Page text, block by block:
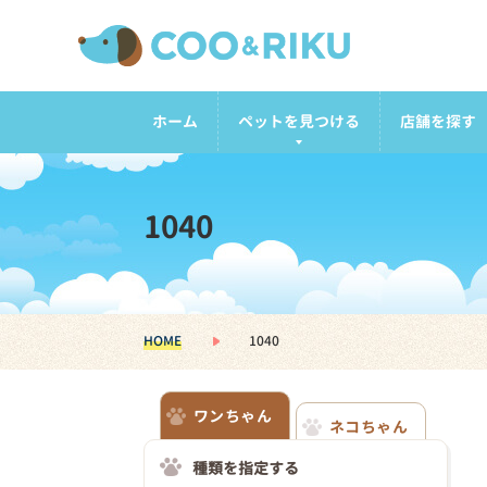
ホーム ペットを見つける 店舗を探す
1040
HOME 1040
ワンちゃん
ネコちゃん
種類を指定する